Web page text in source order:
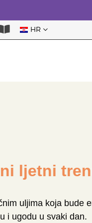
HR
ljetni
uljima koja bude
i ugodu u svaki dan.